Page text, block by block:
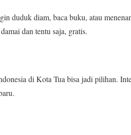
duduk diam, baca buku, atau
dan tentu saja, gratis.
di Kota Tua bisa jadi pilihan.